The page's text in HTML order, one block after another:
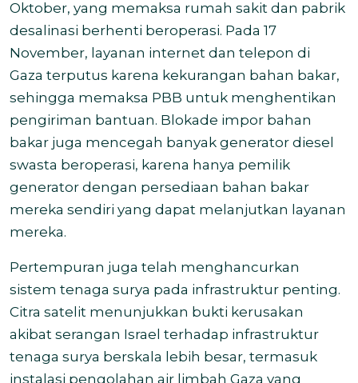
Oktober, yang memaksa rumah sakit dan pabrik
desalinasi berhenti beroperasi. Pada 17
November, layanan internet dan telepon di
Gaza terputus karena kekurangan bahan bakar,
sehingga memaksa PBB untuk menghentikan
pengiriman bantuan. Blokade impor bahan
bakar juga mencegah banyak generator diesel
swasta beroperasi, karena hanya pemilik
generator dengan persediaan bahan bakar
mereka sendiri yang dapat melanjutkan layanan
mereka.
Pertempuran juga telah menghancurkan
sistem tenaga surya pada infrastruktur penting.
Citra satelit menunjukkan bukti kerusakan
akibat serangan Israel terhadap infrastruktur
tenaga surya berskala lebih besar, termasuk
instalasi pengolahan air limbah Gaza yang